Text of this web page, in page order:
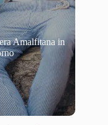
Amalfitana in